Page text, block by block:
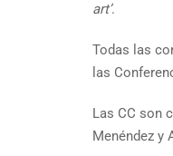
art’.
Todas las
las
Las CC son
Menéndez y